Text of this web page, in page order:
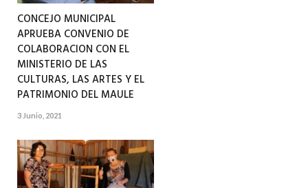
CONCEJO MUNICIPAL
APRUEBA CONVENIO DE
COLABORACION CON EL
MINISTERIO DE LAS
CULTURAS, LAS ARTES Y EL
PATRIMONIO DEL MAULE
3 Junio, 2021